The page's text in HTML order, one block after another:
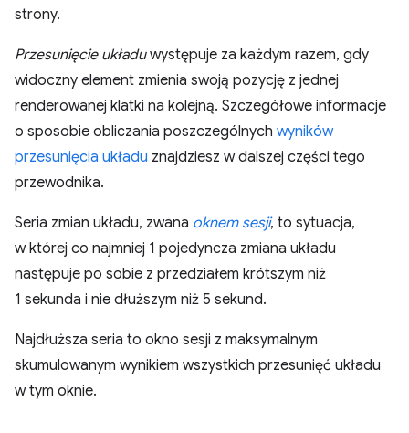
strony.
Przesunięcie układuwystępuje za każdym razem, gdy
widoczny element zmienia swoją pozycję z jednej
renderowanej klatki na kolejną. Szczegółowe informacje
o sposobie obliczania poszczególnych wyników
przesunięcia układu znajdziesz w dalszej części tego
przewodnika.
Seria zmian układu, zwana oknem sesji, to sytuacja,
w której co najmniej 1 pojedyncza zmiana układu
następuje po sobie z przedziałem krótszym niż
1 sekunda i nie dłuższym niż 5 sekund.
Najdłuższa seria to okno sesji z maksymalnym
skumulowanym wynikiem wszystkich przesunięć układu
w tym oknie.